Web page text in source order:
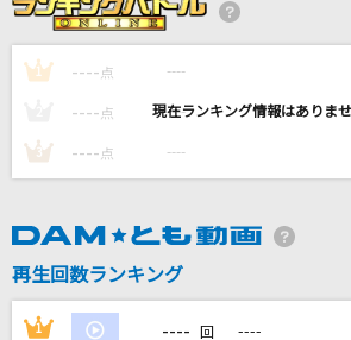
[生音]春を愛する人
GLAY
back number
Tommy Snyder
BOW AND ARROW(ビデオクリ
1 ---- 点 ----
---- 点 ----
3 ---- 点 ----
再生回数ランキング
1 ---- 回 ----